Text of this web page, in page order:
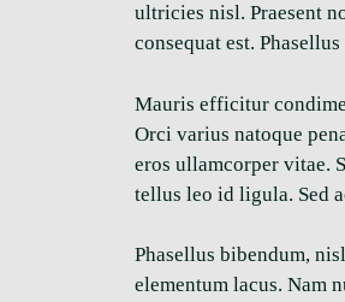
ultricies nisl. Praesent
consequat est.
Mauris efficitur
Orci varius natoque
eros ullamcorper vitae.
tellus leo id ligula. Sed
Phasellus bibendum,
elementum lacus. Nam